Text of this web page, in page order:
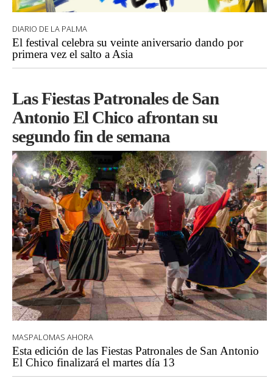
DIARIO DE LA PALMA
El festival celebra su veinte aniversario dando por
primera vez el salto a Asia
Las Fiestas Patronales de San
Antonio El Chico afrontan su
segundo fin de semana
MASPALOMAS AHORA
Esta edición de las Fiestas Patronales de San Antonio
El Chico finalizará el martes día 13